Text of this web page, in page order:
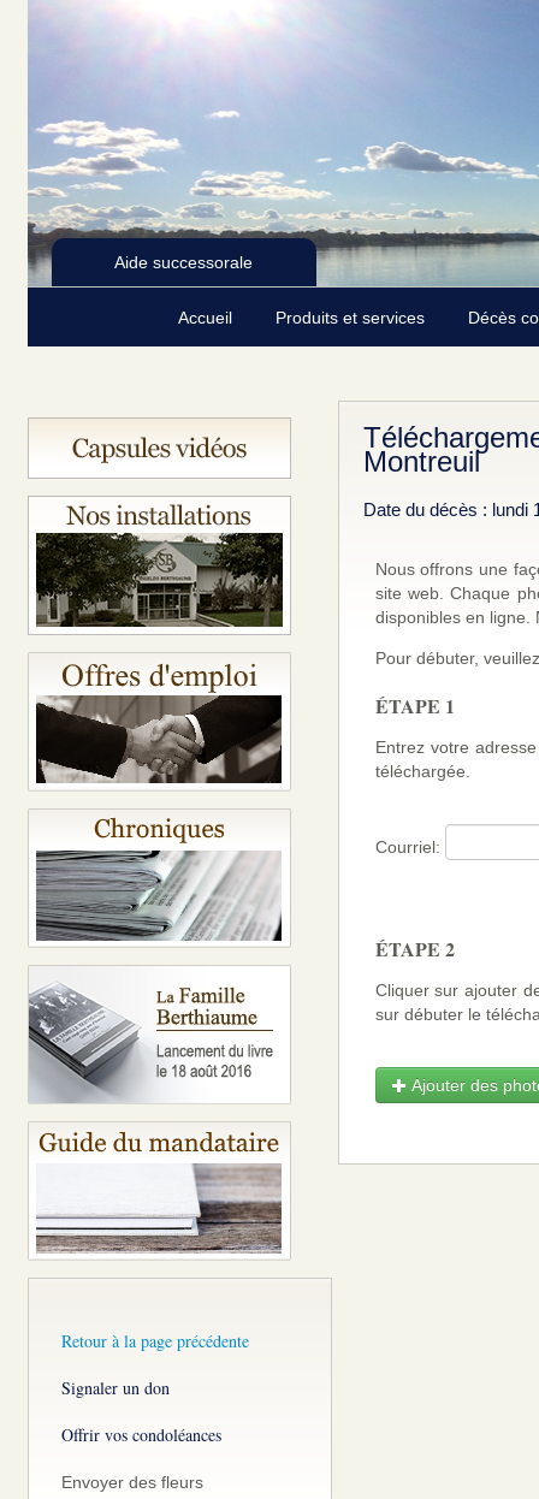
Aide successorale
Accueil Produits et services Décès
Retour à la page précédente
Signaler un don
Offrir vos condoléances
Envoyer des fleurs
Montreuil
Date du décès : lundi
Nous offrons une
site web. Chaque
disponibles en ligne.
Pour débuter,
ÉTAPE 1
Entrez votre
téléchargée.
Courriel:
ÉTAPE 2
Cliquer sur ajouter
sur débuter le
Ajouter des